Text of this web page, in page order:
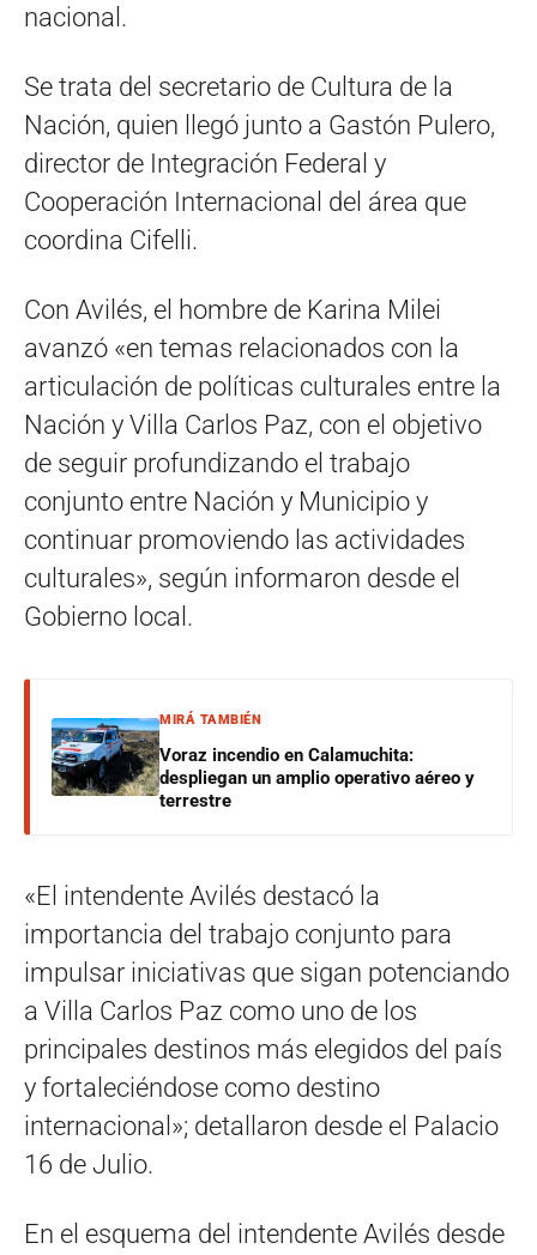
nacional.
Se trata del secretario de Cultura de la
Nación, quien llegó junto a Gastón Pulero,
director de Integración Federal y
Cooperación Internacional del área que
coordina Cifelli.
Con Avilés, el hombre de Karina Milei
avanzó «en temas relacionados con la
articulación de políticas culturales entre la
Nación y Villa Carlos Paz, con el objetivo
de seguir profundizando el trabajo
conjunto entre Nación y Municipio y
continuar promoviendo las actividades
culturales», según informaron desde el
Gobierno local.
MIRÁ TAMBIÉN
Voraz incendio en Calamuchita:
despliegan un amplio operativo aéreo y
terrestre
«El intendente Avilés destacó la
importancia del trabajo conjunto para
impulsar iniciativas que sigan potenciando
a Villa Carlos Paz como uno de los
principales destinos más elegidos del país
y fortaleciéndose como destino
internacional»; detallaron desde el Palacio
16 de Julio.
En el esquema del intendente Avilés desde